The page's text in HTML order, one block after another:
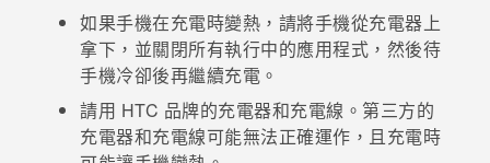
如果手機在充電時變熱，請將手機從充電器上
拿下，並關閉所有執行中的應用程式，然後待
手機冷卻後再繼續充電。
請用 HTC 品牌的充電器和充電線。第三方的
充電器和充電線可能無法正確運作，且充電時